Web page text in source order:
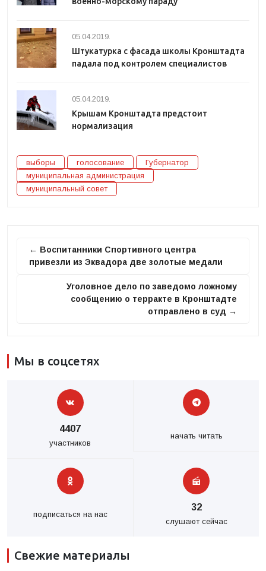
05.04.2019.
Штукатурка с фасада школы Кронштадта
падала под контролем специалистов
05.04.2019.
Крышам Кронштадта предстоит
нормализация
выборы голосование
Губернатор
муниципальная администрация
муниципальный совет
← Воспитанники Спортивного центра
привезли из Эквадора две золотые медали
Уголовное дело по заведомо ложному
сообщению о терракте в Кронштадте
отправлено в суд →
Мы в соцсетях
4407
участников
начать читать
подписаться на нас
32
слушают сейчас
Свежие материалы